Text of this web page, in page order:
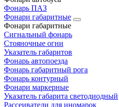
Фонарь ПАЗ
Фонари габаритные
Фонари габаритные
Сигнальный фонарь
Стояночные огни
Указатель габаритов
Фонарь автопоезда
Фонарь габаритный рога
Фонарь контурный
Фонари маркерные
Указатель габарита светодиодный
Рассеиватели для иномарок